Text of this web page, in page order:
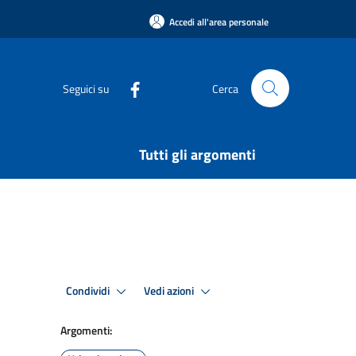
Accedi all'area personale
Seguici su Cerca
Tutti gli argomenti
Condividi Vedi azioni
Argomenti: